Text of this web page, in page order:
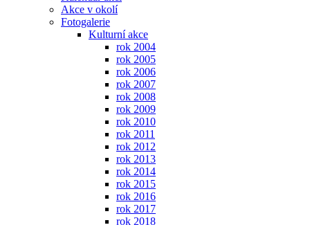
Akce v okolí
Fotogalerie
Kulturní akce
rok 2004
rok 2005
rok 2006
rok 2007
rok 2008
rok 2009
rok 2010
rok 2011
rok 2012
rok 2013
rok 2014
rok 2015
rok 2016
rok 2017
rok 2018